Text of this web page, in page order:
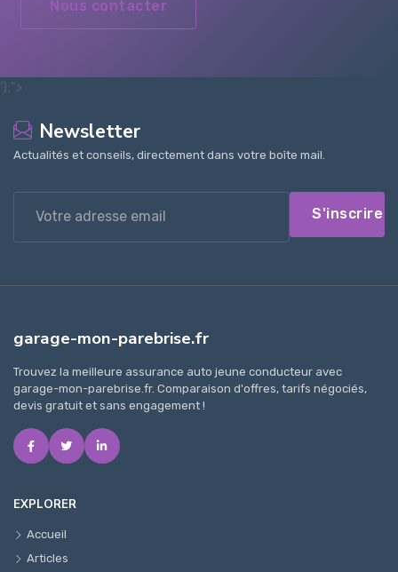
Nous contacter
');">
Newsletter
Actualités et conseils, directement dans votre boîte mail.
S'inscrire
garage-mon-parebrise.fr
Trouvez la meilleure assurance auto jeune conducteur avec
garage-mon-parebrise.fr. Comparaison d'offres, tarifs négociés,
devis gratuit et sans engagement !
EXPLORER
Accueil
Articles